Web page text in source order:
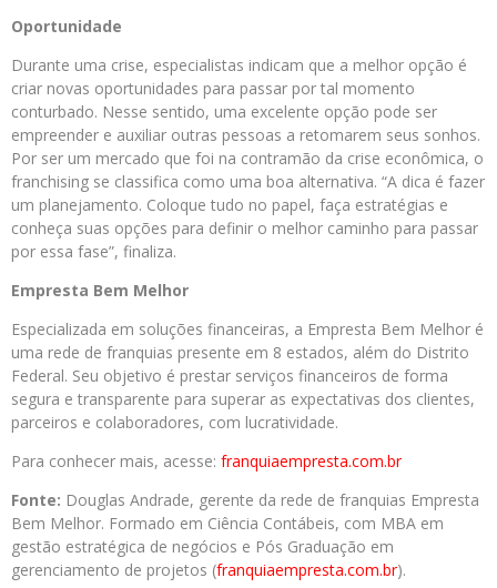
Oportunidade
Durante uma crise, especialistas indicam que a melhor opção é
criar novas oportunidades para passar por tal momento
conturbado. Nesse sentido, uma excelente opção pode ser
empreender e auxiliar outras pessoas a retomarem seus sonhos.
Por ser um mercado que foi na contramão da crise econômica, o
franchising se classifica como uma boa alternativa. “A dica é fazer
um planejamento. Coloque tudo no papel, faça estratégias e
conheça suas opções para definir o melhor caminho para passar
por essa fase”, finaliza.
Empresta Bem Melhor
Especializada em soluções financeiras, a Empresta Bem Melhor é
uma rede de franquias presente em 8 estados, além do Distrito
Federal. Seu objetivo é prestar serviços financeiros de forma
segura e transparente para superar as expectativas dos clientes,
parceiros e colaboradores, com lucratividade.
Para conhecer mais, acesse: franquiaempresta.com.br
Fonte: Douglas Andrade, gerente da rede de franquias Empresta
Bem Melhor. Formado em Ciência Contábeis, com MBA em
gestão estratégica de negócios e Pós Graduação em
gerenciamento de projetos (franquiaempresta.com.br).